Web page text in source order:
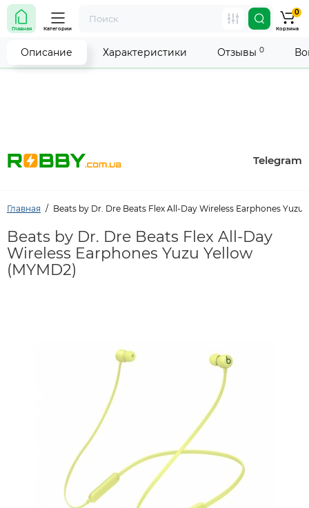
Внимание! Работа магазина временно приостановлена.
Мы делаем всё возможное, чтобы возобновить прием
заказов как можно скорее.
Telegram
Главная Категории
0
Корзина
Главная Beats by Dr. Dre Beats Flex All-Day Wireless Earphones Yuzu
Beats by Dr. Dre Beats Flex All-Day
Wireless Earphones Yuzu Yellow
(MYMD2)
Описание Характеристики Отзывы 0